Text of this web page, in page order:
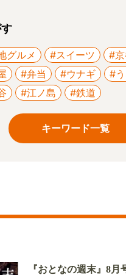
グルメ #スイーツ #
#弁当 #ウナギ #
#江ノ島 #鉄道
キーワード一覧
『おとなの週末』8月